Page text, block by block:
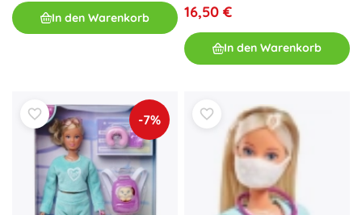
In den Warenkorb 16,50 €
In den Warenkorb
-7%